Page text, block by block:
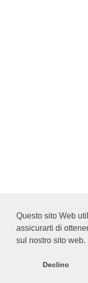
Questo sito Web
assicurarti di
sul nostro sito web.
Declino